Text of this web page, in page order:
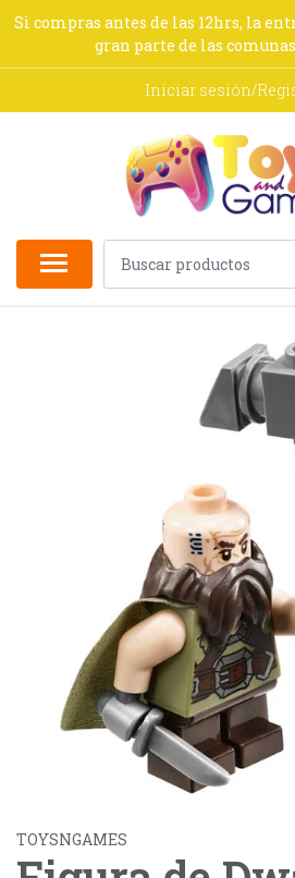
Si compras antes de las 12hrs, la
gran parte de las
Iniciar sesión/
TOYSNGAMES